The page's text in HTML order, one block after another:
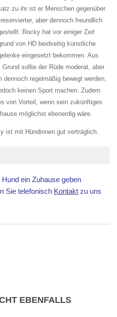
zu ihr ist er Menschen gegenüber
aber dennoch freundlich
Rocky hat vor einiger Zeit
von HD beidseitig künstliche
eingesetzt bekommen. Aus
Grund sollte der Rüde moderat, aber
dennoch regelmäßig bewegt werden,
keinen Sport machen. Zudem
von Vorteil, wenn sein zukünftiges
möglichst ebenerdig wäre.
ist mit Hündinnen gut verträglich.
ein Zuhause geben
Sie telefonisch Kontakt zu uns
EBENFALLS